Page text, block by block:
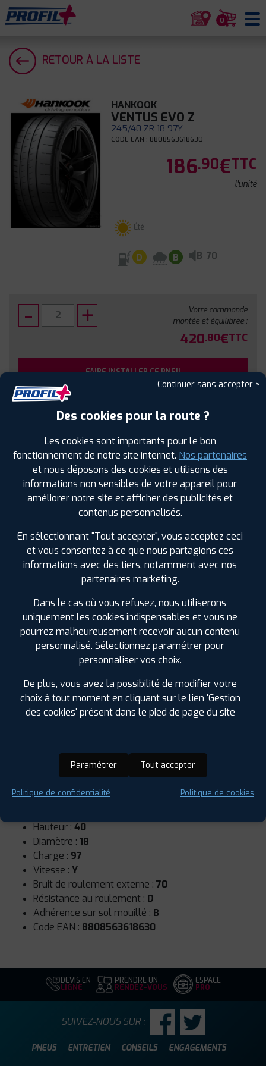
0
RETOUR À LA LISTE
HANKOOK
VENTUS EVO Z
245/40 ZR 18 97Y
CODE EAN : 8808563618630
186.90€TTC
l'unité
Été
D B B 70
Votre commande
montée et équilibrée :
420.80€TTC
FAIRE INSTALLER CE PNEU
Sous réserve de disponibilité en agence
SPÉCIFICATIONS AVIS CLIENTS ÉTIQUETAGE
Étiquetage
Runflat :Non
Hauteur : 40
Diamètre : 18
Charge : 97
Vitesse : Y
Bruit de roulement externe : 70
Résistance au roulement : D
Adhérence sur sol mouillé : B
Code EAN : 8808563618630
DEVIS EN
LIGNE
PRENDRE UN
RENDEZ-VOUS
ESPACE
PRO
PNEUS ENTRETIEN CONSEILS ENGAGEMENTS
SUIVEZ-NOUS SUR :
Continuer sans accepter >
Des cookies pour la route ?
Les cookies sont importants pour le bon
fonctionnement de notre site internet. Nos partenaires
et nous déposons des cookies et utilisons des
informations non sensibles de votre appareil pour
améliorer notre site et afficher des publicités et
contenus personnalisés.
En sélectionnant "Tout accepter", vous acceptez ceci
et vous consentez à ce que nous partagions ces
informations avec des tiers, notamment avec nos
partenaires marketing.
Dans le cas où vous refusez, nous utiliserons
uniquement les cookies indispensables et vous ne
pourrez malheureusement recevoir aucun contenu
personnalisé. Sélectionnez paramétrer pour
personnaliser vos choix.
De plus, vous avez la possibilité de modifier votre
choix à tout moment en cliquant sur le lien 'Gestion
des cookies' présent dans le pied de page du site
Paramétrer Tout accepter
Politique de confidentialité Politique de cookies